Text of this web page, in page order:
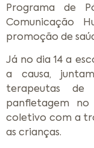
Programa de
Comunicação
promoção de
Já no dia 14 a
a causa,
terapeutas de
panfletagem
coletivo com a
as crianças.